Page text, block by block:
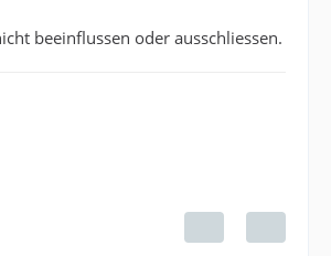
beeinflussen oder ausschliessen.